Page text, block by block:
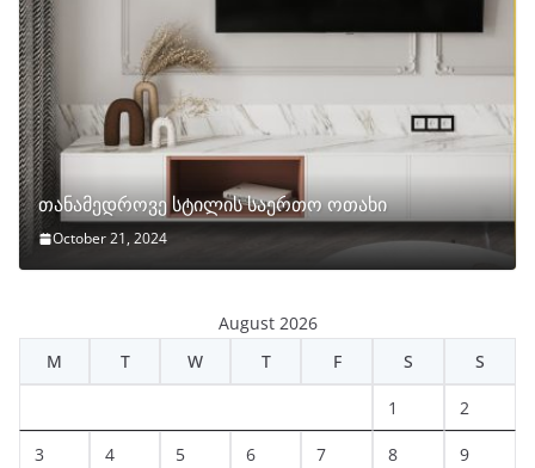
თანამედროვე სტილის საერთო ოთახი
October 21, 2024
August 2026
M
T W T F S S
1 2
3 4 5 6 7 8 9